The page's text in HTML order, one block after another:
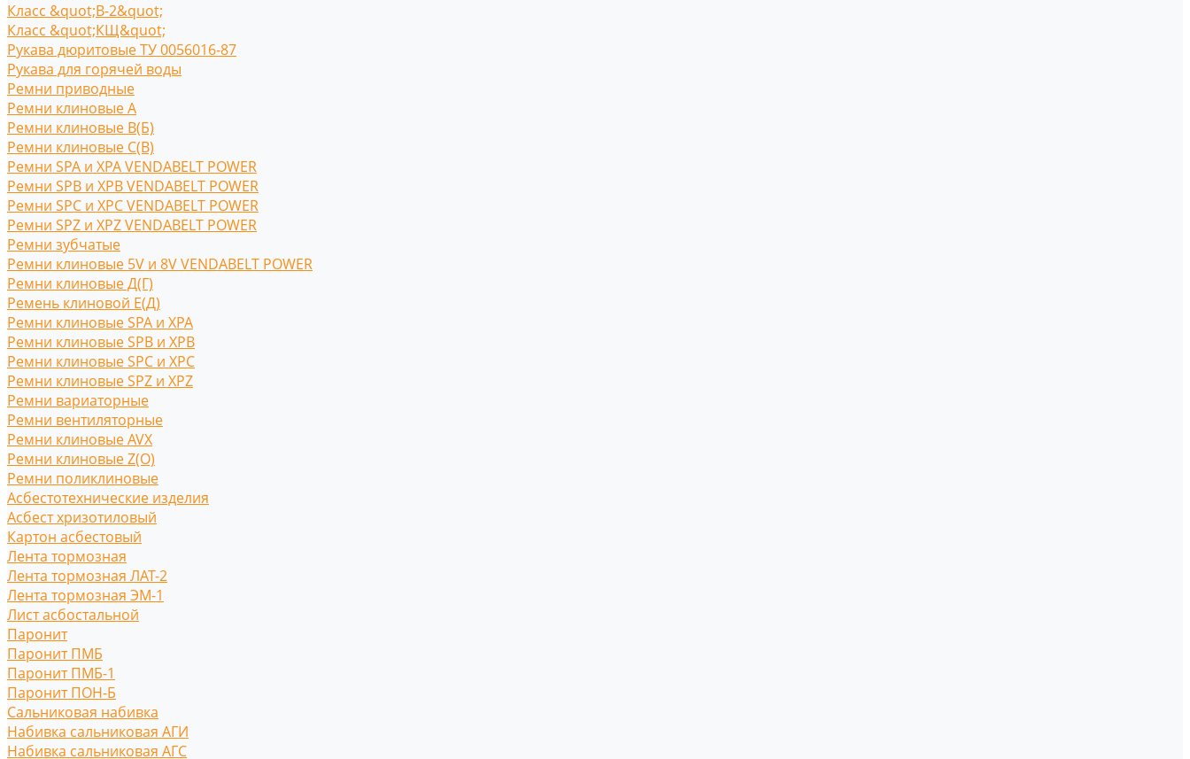
Класс &quot;В-2&quot;
Класс &quot;КЩ&quot;
Рукава дюритовые ТУ 0056016-87
Рукава для горячей воды
Ремни приводные
Ремни клиновые A
Ремни клиновые В(Б)
Ремни клиновые С(B)
Ремни SPA и XPA VENDABELT POWER
Ремни SPB и XPB VENDABELT POWER
Ремни SPC и XPC VENDABELT POWER
Ремни SPZ и XPZ VENDABELT POWER
Ремни зубчатые
Ремни клиновые 5V и 8V VENDABELT POWER
Ремни клиновые Д(Г)
Ремень клиновой Е(Д)
Ремни клиновые SPA и XPA
Ремни клиновые SPB и XPB
Ремни клиновые SPC и XPC
Ремни клиновые SPZ и XPZ
Ремни вариаторные
Ремни вентиляторные
Ремни клиновые AVX
Ремни клиновые Z(O)
Ремни поликлиновые
Асбестотехнические изделия
Асбест хризотиловый
Картон асбестовый
Лента тормозная
Лента тормозная ЛАТ-2
Лента тормозная ЭМ-1
Лист асбостальной
Паронит
Паронит ПМБ
Паронит ПМБ-1
Паронит ПОН-Б
Сальниковая набивка
Набивка сальниковая АГИ
Набивка сальниковая АГС